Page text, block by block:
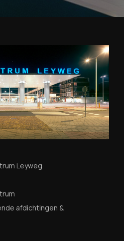
Leyweg
afdichtingen &